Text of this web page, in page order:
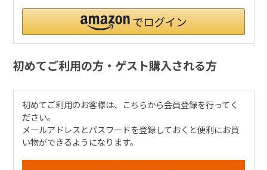
初めてご利用の方・ゲスト購入される方
初めてご利用のお客様は、こちらから会員登録を行ってく
ださい。
メールアドレスとパスワードを登録しておくと便利にお買
い物ができるようになります。